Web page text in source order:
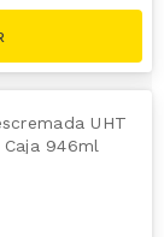
UHT
946ml